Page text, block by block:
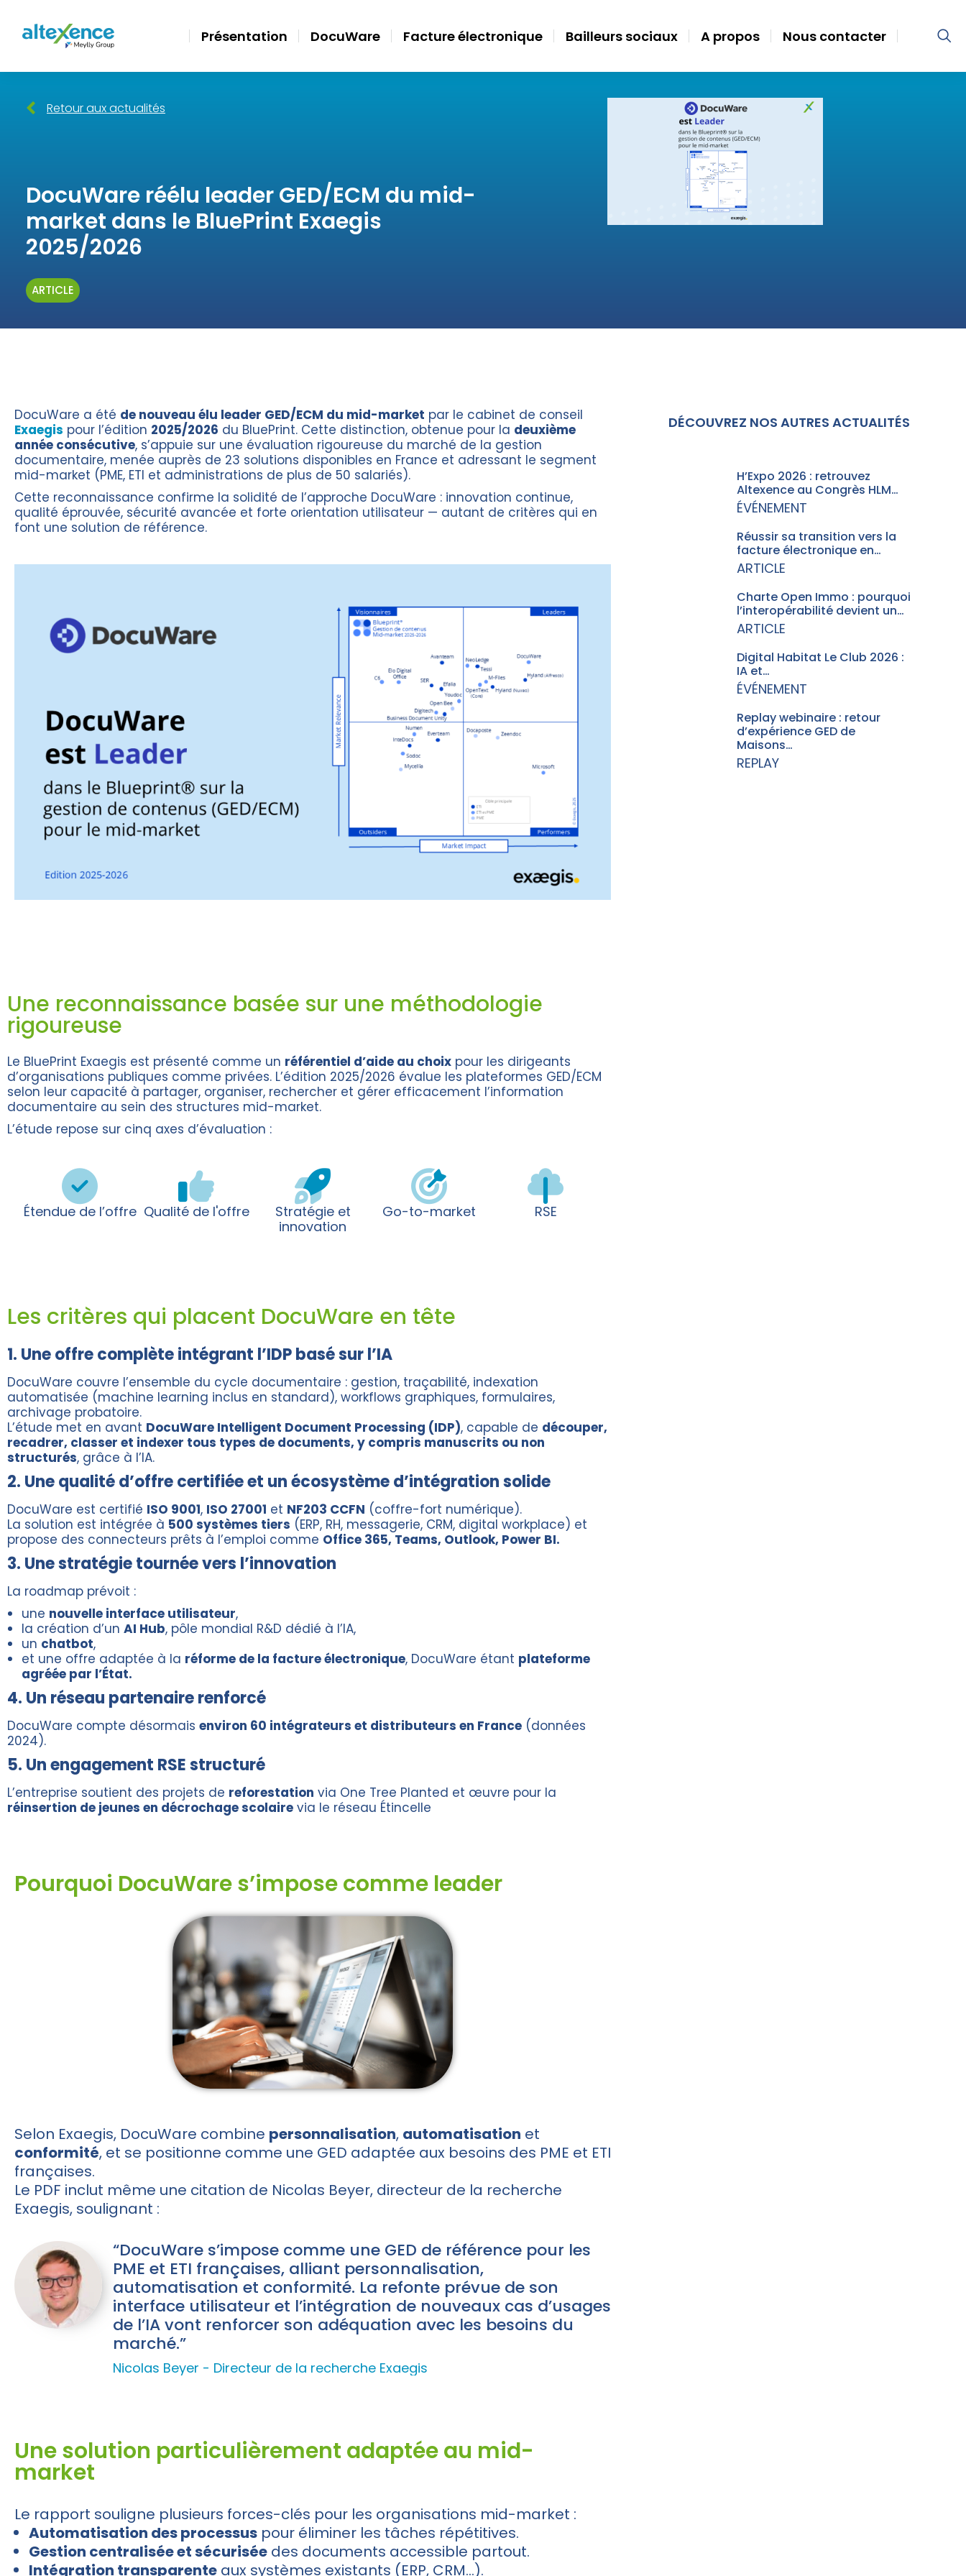
Présentation DocuWare Facture électronique Bailleurs sociaux A propos Nous contacter
Retour aux actualités
DocuWare réélu leader GED/ECM du mid-
market dans le BluePrint Exaegis
2025/2026
ARTICLE
DocuWare a été de nouveau élu leader GED/ECM du mid-market par le cabinet de conseil
Exaegis pour l’édition 2025/2026 du BluePrint. Cette distinction, obtenue pour la deuxième
année consécutive, s’appuie sur une évaluation rigoureuse du marché de la gestion
documentaire, menée auprès de 23 solutions disponibles en France et adressant le segment
mid-market (PME, ETI et administrations de plus de 50 salariés).
Cette reconnaissance confirme la solidité de l’approche DocuWare : innovation continue,
qualité éprouvée, sécurité avancée et forte orientation utilisateur — autant de critères qui en
font une solution de référence.
Une reconnaissance basée sur une méthodologie
rigoureuse
Le BluePrint Exaegis est présenté comme un référentiel d’aide au choix pour les dirigeants
d’organisations publiques comme privées. L’édition 2025/2026 évalue les plateformes GED/ECM
selon leur capacité à partager, organiser, rechercher et gérer efficacement l’information
documentaire au sein des structures mid-market.
L’étude repose sur cinq axes d’évaluation :
Étendue de l’offre Qualité de l'offre
Stratégie et
innovation
Go-to-market RSE
Les critères qui placent DocuWare en tête
1. Une offre complète intégrant l’IDP basé sur l’IA
DocuWare couvre l’ensemble du cycle documentaire : gestion, traçabilité, indexation
automatisée (machine learning inclus en standard), workflows graphiques, formulaires,
archivage probatoire.
L’étude met en avant DocuWare Intelligent Document Processing (IDP), capable de découper,
recadrer, classer et indexer tous types de documents, y compris manuscrits ou non
structurés, grâce à l’IA.
2. Une qualité d’offre certifiée et un écosystème d’intégration solide
DocuWare est certifié ISO 9001, ISO 27001 et NF203 CCFN (coffre-fort numérique).
La solution est intégrée à 500 systèmes tiers (ERP, RH, messagerie, CRM, digital workplace) et
propose des connecteurs prêts à l’emploi comme Office 365, Teams, Outlook, Power BI.
3. Une stratégie tournée vers l’innovation
La roadmap prévoit :
une nouvelle interface utilisateur,
la création d’un AI Hub, pôle mondial R&D dédié à l’IA,
un chatbot,
et une offre adaptée à la réforme de la facture électronique, DocuWare étant plateforme
agréée par l’État.
4. Un réseau partenaire renforcé
DocuWare compte désormais environ 60 intégrateurs et distributeurs en France (données
2024).
5. Un engagement RSE structuré
L’entreprise soutient des projets de reforestation via One Tree Planted et œuvre pour la
réinsertion de jeunes en décrochage scolaire via le réseau Étincelle
Pourquoi DocuWare s’impose comme leader
Selon Exaegis, DocuWare combine personnalisation, automatisation et
conformité, et se positionne comme une GED adaptée aux besoins des PME et ETI
françaises.
Le PDF inclut même une citation de Nicolas Beyer, directeur de la recherche
Exaegis, soulignant :
“DocuWare s’impose comme une GED de référence pour les
PME et ETI françaises, alliant personnalisation,
automatisation et conformité. La refonte prévue de son
interface utilisateur et l’intégration de nouveaux cas d’usages
de l’IA vont renforcer son adéquation avec les besoins du
marché.”
Nicolas Beyer - Directeur de la recherche Exaegis
Une solution particulièrement adaptée au mid-
market
Le rapport souligne plusieurs forces-clés pour les organisations mid-market :
Automatisation des processus pour éliminer les tâches répétitives.
Gestion centralisée et sécurisée des documents accessible partout.
Intégration transparente aux systèmes existants (ERP, CRM…).
DÉCOUVREZ NOS AUTRES ACTUALITÉS
H’Expo 2026 : retrouvez
Altexence au Congrès HLM…
ÉVÉNEMENT
Réussir sa transition vers la
facture électronique en…
ARTICLE
Charte Open Immo : pourquoi
l’interopérabilité devient un…
ARTICLE
Digital Habitat Le Club 2026 :
IA et…
ÉVÉNEMENT
Replay webinaire : retour
d’expérience GED de
Maisons…
REPLAY